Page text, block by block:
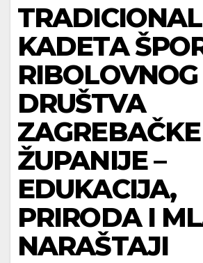
KADETA
RIBOLOVNOG
DRUŠTVA
ZAGREBAČKE
ŽUPANIJE –
EDUKACIJA,
PRIRODA I
NARAŠTAJI